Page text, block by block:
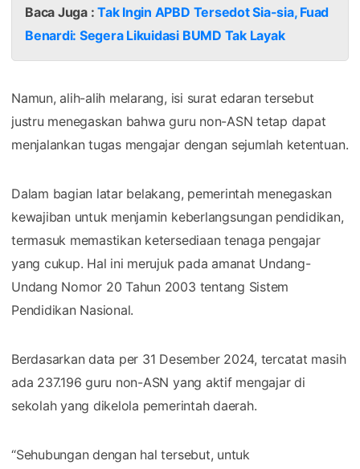
Baca Juga :Tak Ingin APBD Tersedot Sia-sia, Fuad
Benardi: Segera Likuidasi BUMD Tak Layak
Namun, alih-alih melarang, isi surat edaran tersebut
justru menegaskan bahwa guru non-ASN tetap dapat
menjalankan tugas mengajar dengan sejumlah ketentuan.
Dalam bagian latar belakang, pemerintah menegaskan
kewajiban untuk menjamin keberlangsungan pendidikan,
termasuk memastikan ketersediaan tenaga pengajar
yang cukup. Hal ini merujuk pada amanat Undang-
Undang Nomor 20 Tahun 2003 tentang Sistem
Pendidikan Nasional.
Berdasarkan data per 31 Desember 2024, tercatat masih
ada 237.196 guru non-ASN yang aktif mengajar di
sekolah yang dikelola pemerintah daerah.
“Sehubungan dengan hal tersebut, untuk